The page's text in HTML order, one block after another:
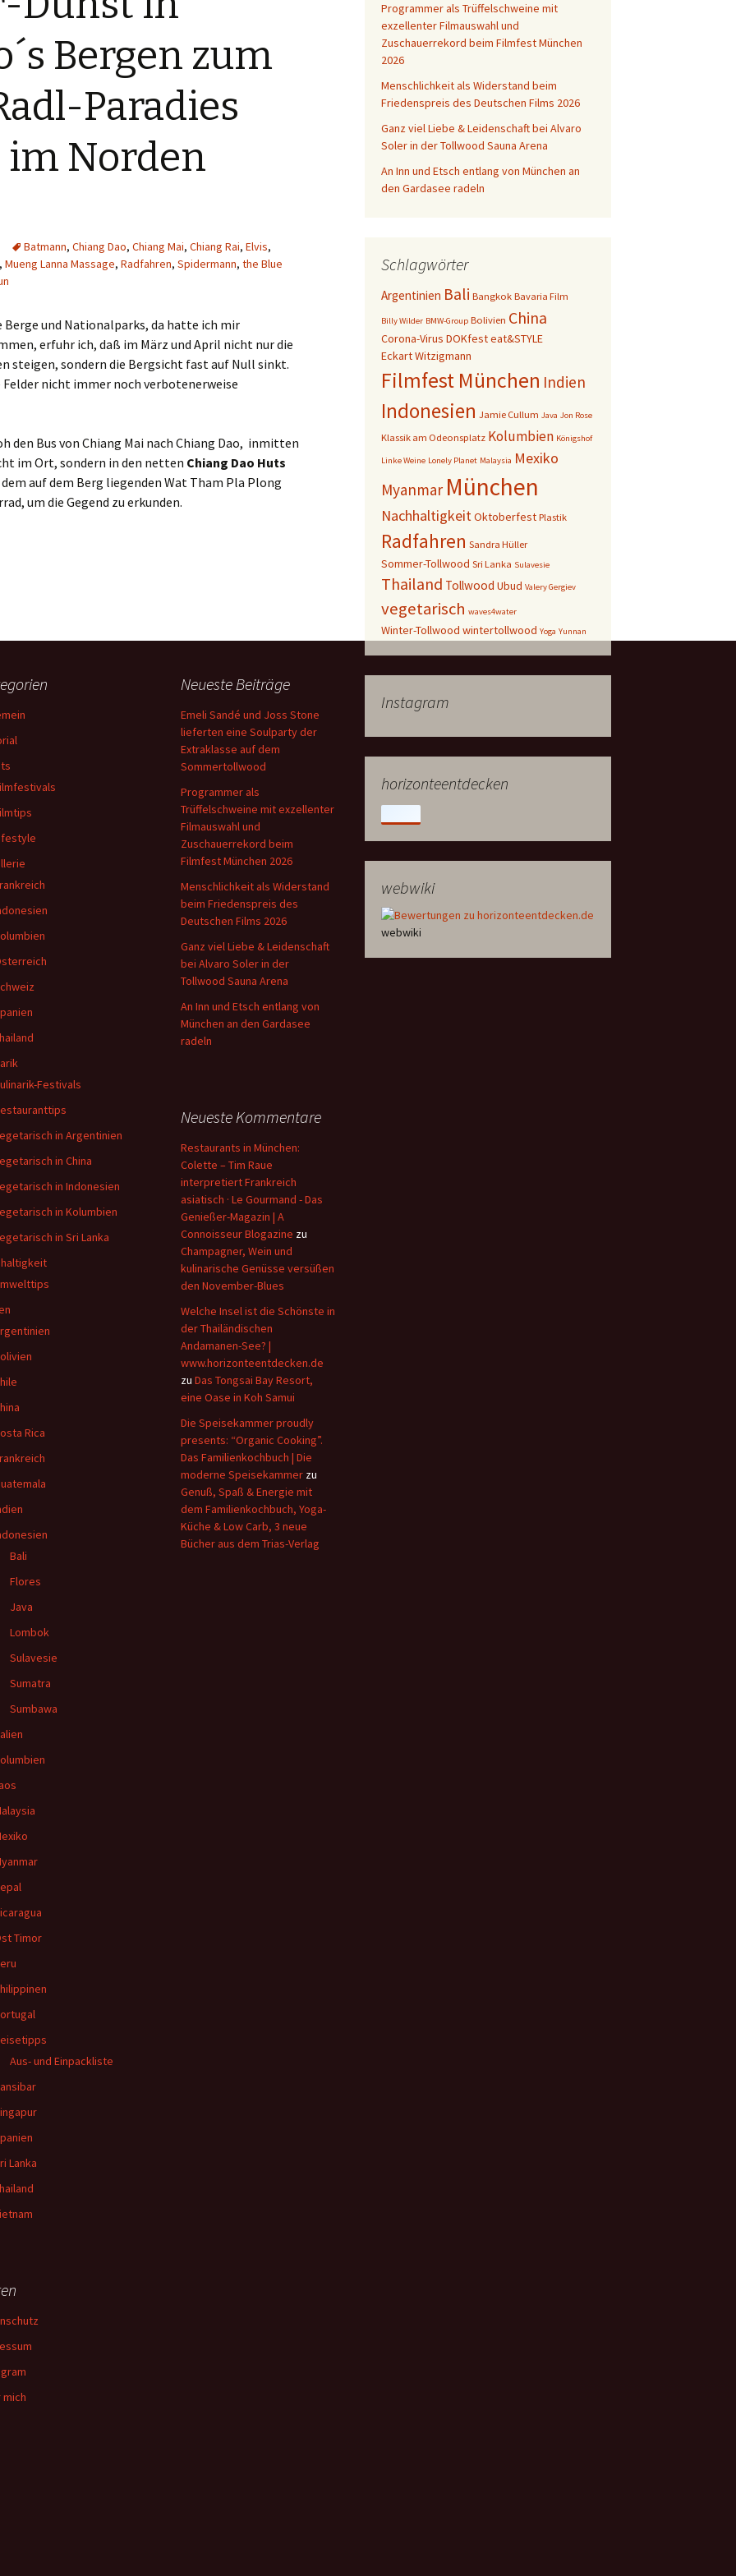
Costa Rica
Frankreich
Indien
Flores
Lombok
Sumbawa
Sumatra
Italien
Laos
Malaysia
Mexiko
Nepal
Peru
Thailand
Thailand
Kolumbien
Vegetarisch in Kolumbien
Vegetarisch in
Bergen zum
Paradies
im Norden
Batmann, Chiang Dao, Chiang Mai, Chiang Rai, Elvis,
, Mueng Lanna Massage, Radfahren, Spidermann, the Blue
und Nationalparks, da hatte ich mir
erfuhr ich, daß im März und April nicht nur die
steigen, sondern die Bergsicht fast auf Null sinkt.
Felder nicht immer noch verbotenerweise
Bus von Chiang Mai nach Chiang Dao, inmitten
im Ort, sondern in den netten Chiang Dao Huts
auf dem Berg liegenden Wat Tham Pla Plong
um die Gegend zu erkunden.
zum Temple & Radl-Paradies Chiang Rai im Norden Thailands
Programmer als Trüffelschweine mit
exzellenter Filmauswahl und
Zuschauerrekord beim Filmfest München
2026
Menschlichkeit als Widerstand beim
Friedenspreis des Deutschen Films 2026
Ganz viel Liebe & Leidenschaft bei Alvaro
Soler in der Tollwood Sauna Arena
An Inn und Etsch entlang von München an
den Gardasee radeln
Schlagwörter
Argentinien Bali Bangkok Bavaria Film
Billy Wilder BMW-Group Bolivien China
Corona-Virus DOKfesteat&STYLE
Eckart Witzigmann
Filmfest München Indien
Indonesien Jamie Cullum Java Jon Rose
Klassik am Odeonsplatz Kolumbien Königshof
Linke Weine Lonely Planet Malaysia Mexiko
Myanmar München
NachhaltigkeitOktoberfest Plastik
Radfahren Sandra Hüller
Sommer-Tollwood Sri Lanka Sulavesie
Thailand Tollwood Ubud Valery Gergiev
vegetarisch waves4water
Winter-Tollwood wintertollwood Yoga Yunnan
Instagram
horizonteentdecken
webwiki
webwiki
Festivals
in Argentinien
in China
in Indonesien
in Kolumbien
in Sri Lanka
Rica
Bali
Flores
Java
Lombok
Sulavesie
Sumatra
Sumbawa
Timor
Aus- und Einpackliste
Lanka
Neueste Beiträge
Emeli Sandé und Joss Stone
lieferten eine Soulparty der
Extraklasse auf dem
Sommertollwood
Programmer als
Trüffelschweine mit exzellenter
Filmauswahl und
Zuschauerrekord beim
Filmfest München 2026
Menschlichkeit als Widerstand
beim Friedenspreis des
Deutschen Films 2026
Ganz viel Liebe & Leidenschaft
bei Alvaro Soler in der
Tollwood Sauna Arena
An Inn und Etsch entlang von
München an den Gardasee
radeln
Neueste Kommentare
Restaurants in München:
Colette – Tim Raue
interpretiert Frankreich
asiatisch · Le Gourmand - Das
Genießer-Magazin | A
Connoisseur Blogazine zu
Champagner, Wein und
kulinarische Genüsse versüßen
den November-Blues
Welche Insel ist die Schönste in
der Thailändischen
Andamanen-See? |
www.horizonteentdecken.de
zu Das Tongsai Bay Resort,
eine Oase in Koh Samui
Die Speisekammer proudly
presents: “Organic Cooking”.
Das Familienkochbuch | Die
moderne Speisekammer zu
Genuß, Spaß & Energie mit
dem Familienkochbuch, Yoga-
Küche & Low Carb, 3 neue
Bücher aus dem Trias-Verlag
mich